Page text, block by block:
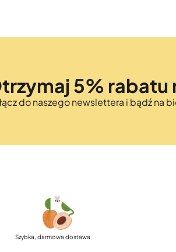
5% rabatu
do naszego newslettera i bądź na
Szybka, darmowa dostawa